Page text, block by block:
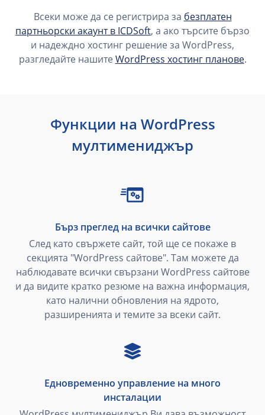
Всеки може да се регистрира за безплатен
партньорски акаунт в ICDSoft, а ако търсите бързо
и надеждно хостинг решение за WordPress,
разгледайте нашитеWordPress хостинг планове.
Функции на WordPress
мултимениджър
Бърз преглед на всички сайтове
След като свържете сайт, той ще се покаже в
секцията "WordPress сайтове". Там можете да
наблюдавате всички свързани WordPress сайтове
и да видите кратко резюме на важна информация,
като налични обновления на ядрото,
разширенията и темите за всеки сайт.
Едновременно управление на много
инсталации